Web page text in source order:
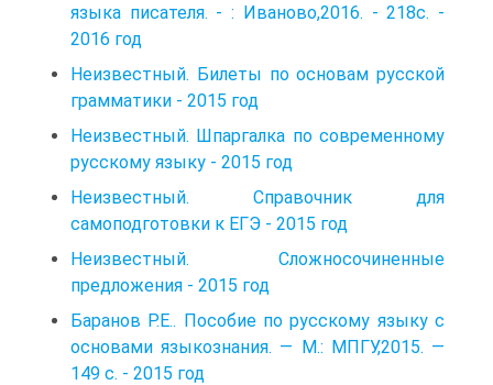
языка писателя. - : Ива­ново,2016. - 218с. -
2016 год
Неизвестный. Билеты по основам русской
грамматики - 2015 год
Неизвестный. Шпаргалка по современному
русскому языку - 2015 год
Неизвестный. Справочник для
самоподготовки к ЕГЭ - 2015 год
Неизвестный. Сложносочиненные
предложения - 2015 год
Баранов Р.Е.. Пособие по русскому языку с
основами языкознания. — М.: МПГУ,2015. —
149 с. - 2015 год